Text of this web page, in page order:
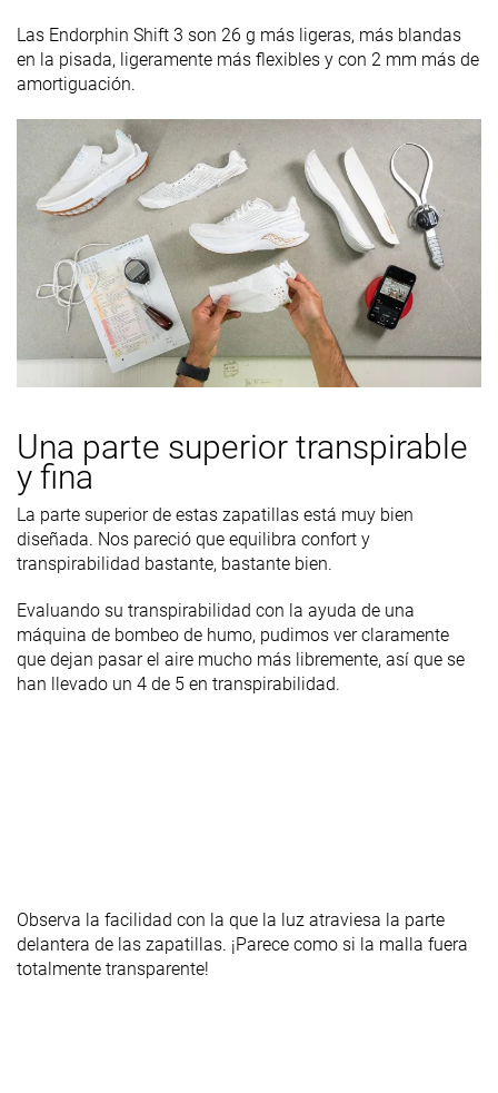
Clasificación #150 Top 41% #141 Top 38% #3 Top 1%
Popularidad #229
Las Endorphin Shift 3 son 26 g más ligeras, más blandas
en la pisada, ligeramente más flexibles y con 2 mm más de
amortiguación.
Una parte superior transpirable
y fina
La parte superior de estas zapatillas está muy bien
diseñada. Nos pareció que equilibra confort y
transpirabilidad bastante, bastante bien.
Evaluando su transpirabilidad con la ayuda de una
máquina de bombeo de humo, pudimos ver claramente
que dejan pasar el aire mucho más libremente, así que se
han llevado un 4 de 5 en transpirabilidad.
Observa la facilidad con la que la luz atraviesa la parte
delantera de las zapatillas. ¡Parece como si la malla fuera
totalmente transparente!